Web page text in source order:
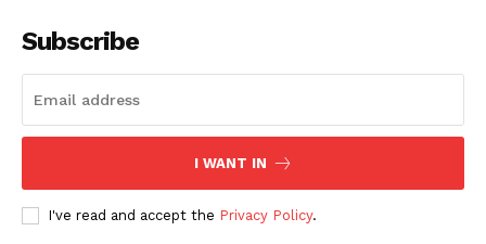
Subscribe
I WANT IN
I've read and accept the Privacy Policy.